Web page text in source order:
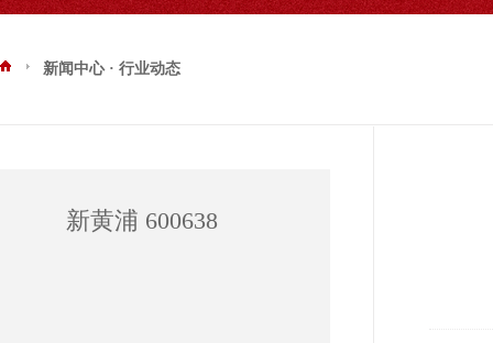
新闻中心 · 行业动态
新黄浦 600638